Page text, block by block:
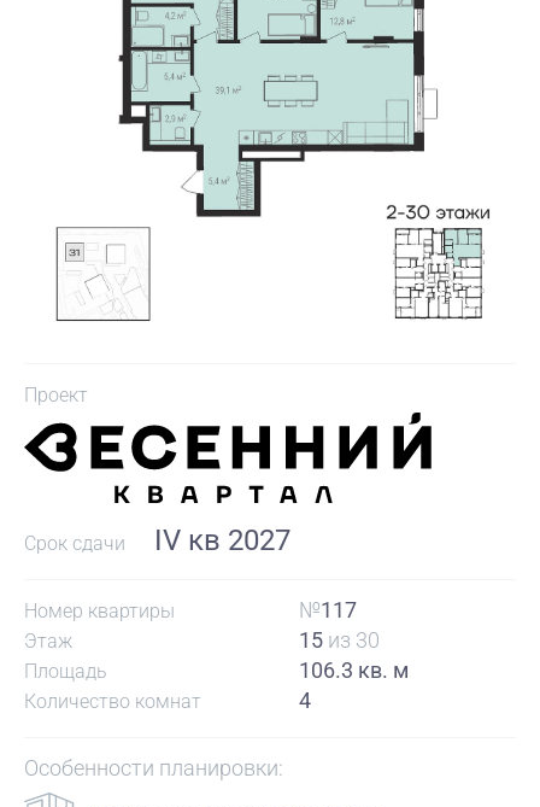
Проект
Срок сдачи IV кв 2027
Номер квартиры №117
Этаж 15 из 30
Площадь 106.3 кв. м
Количество комнат 4
Особенности планировки: